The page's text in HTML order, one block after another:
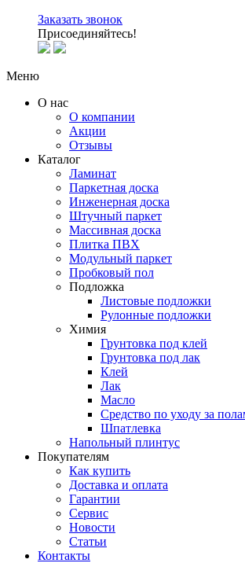
Заказать звонок
Присоединяйтесь!
Меню
О нас
О компании
Акции
Отзывы
Каталог
Ламинат
Паркетная доска
Инженерная доска
Штучный паркет
Массивная доска
Плитка ПВХ
Модульный паркет
Пробковый пол
Подложка
Листовые подложки
Рулонные подложки
Химия
Грунтовка под клей
Грунтовка под лак
Клей
Лак
Масло
Средство по уходу за
Шпатлевка
Напольный плинтус
Покупателям
Как купить
Доставка и оплата
Гарантии
Сервис
Новости
Статьи
Контакты